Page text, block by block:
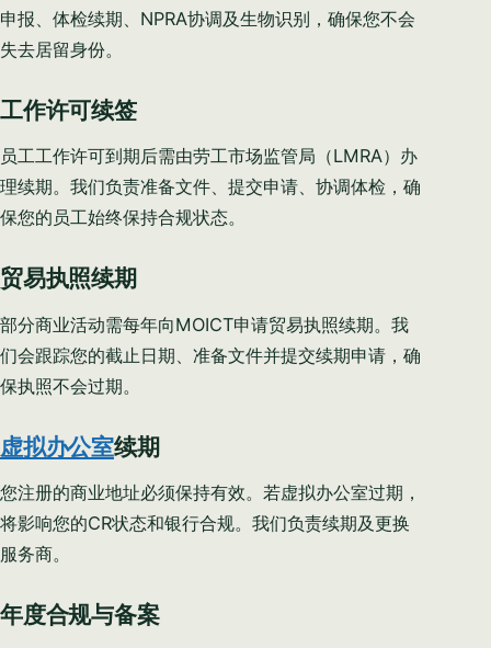
申报、体检续期、NPRA协调及生物识别，确保您不会
失去居留身份。
工作许可续签
员工工作许可到期后需由劳工市场监管局（LMRA）办
理续期。我们负责准备文件、提交申请、协调体检，确
保您的员工始终保持合规状态。
贸易执照续期
部分商业活动需每年向MOICT申请贸易执照续期。我
们会跟踪您的截止日期、准备文件并提交续期申请，确
保执照不会过期。
虚拟办公室续期
您注册的商业地址必须保持有效。若虚拟办公室过期，
将影响您的CR状态和银行合规。我们负责续期及更换
服务商。
年度合规与备案
Syeda Khatoon Zahra
Hi there! Welcome to Setup in Bahrain. I'm
Syeda Khatoon Zahra. I absolutely love helping
entrepreneurs bring their visions to life here. Tell
me a little about your business idea!
02:25 AM
YOUR NAME
EMAIL ADDRESS
PHONE / WHATSAPP
I CAN HELP YOU WITH…